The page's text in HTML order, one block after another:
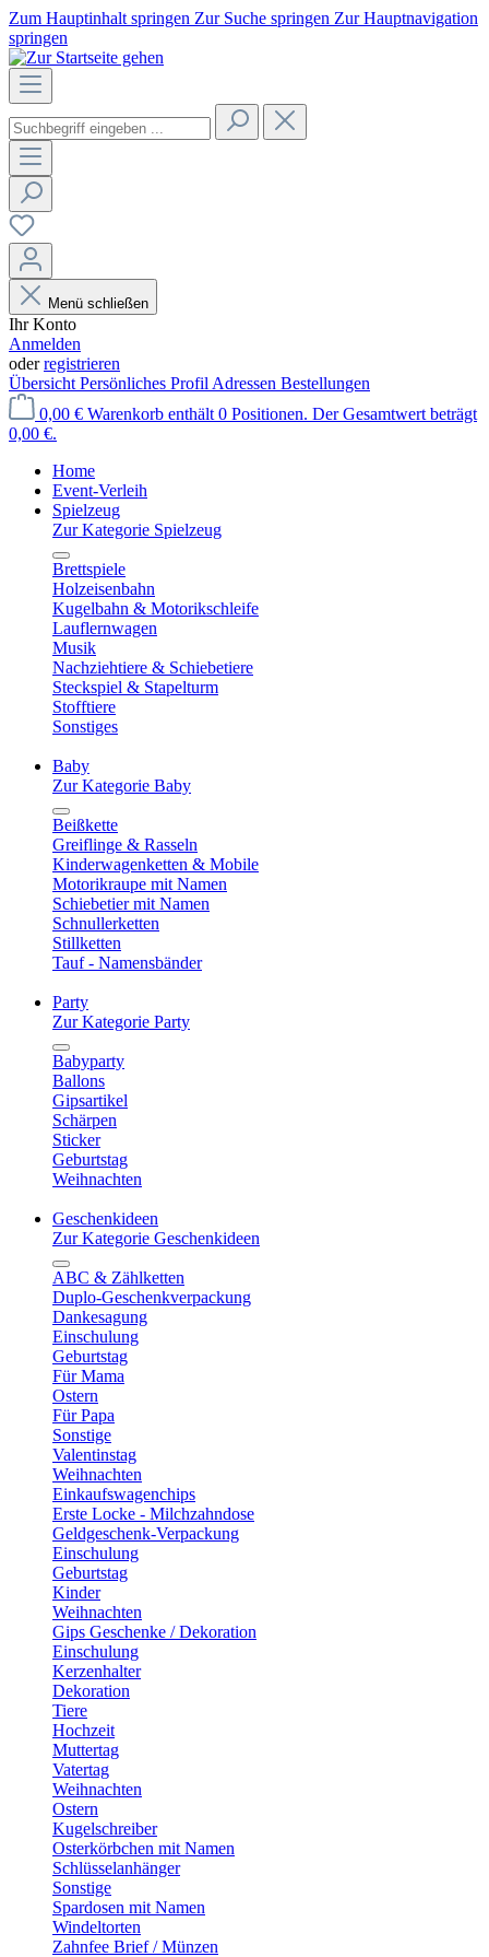
Zum Hauptinhalt springen Zur Suche springen Zur Hauptnavigation
springen
Menü schließen
Ihr Konto
Anmelden
oderregistrieren
Übersicht Persönliches Profil Adressen Bestellungen
0,00 € Warenkorb enthält 0 Positionen. Der Gesamtwert beträgt
0,00 €.
Home
Event-Verleih
Spielzeug
Zur Kategorie Spielzeug
Brettspiele
Holzeisenbahn
Kugelbahn & Motorikschleife
Lauflernwagen
Musik
Nachziehtiere & Schiebetiere
Steckspiel & Stapelturm
Stofftiere
Sonstiges
Baby
Zur Kategorie Baby
Beißkette
Greiflinge & Rasseln
Kinderwagenketten & Mobile
Motorikraupe mit Namen
Schiebetier mit Namen
Schnullerketten
Stillketten
Tauf - Namensbänder
Party
Zur Kategorie Party
Babyparty
Ballons
Gipsartikel
Schärpen
Sticker
Geburtstag
Weihnachten
Geschenkideen
Zur Kategorie Geschenkideen
ABC & Zählketten
Duplo-Geschenkverpackung
Dankesagung
Einschulung
Geburtstag
Für Mama
Ostern
Für Papa
Sonstige
Valentinstag
Weihnachten
Einkaufswagenchips
Erste Locke - Milchzahndose
Geldgeschenk-Verpackung
Einschulung
Geburtstag
Kinder
Weihnachten
Gips Geschenke / Dekoration
Einschulung
Kerzenhalter
Dekoration
Tiere
Hochzeit
Muttertag
Vatertag
Weihnachten
Ostern
Kugelschreiber
Osterkörbchen mit Namen
Schlüsselanhänger
Sonstige
Spardosen mit Namen
Windeltorten
Zahnfee Brief / Münzen